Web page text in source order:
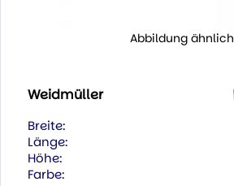
Abbildung ähnlich
Weidmüller
Breite:
Länge:
Höhe:
Farbe: